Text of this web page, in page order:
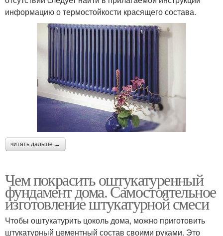
информацию о термостойкости красящего состава.
читать дальше →
Чем покрасить оштукатуренный
фундамент дома. Самостоятельное
изготовление штукатурной смеси
Чтобы оштукатурить цоколь дома, можно приготовить
штукатурный цементный состав своими руками. Это